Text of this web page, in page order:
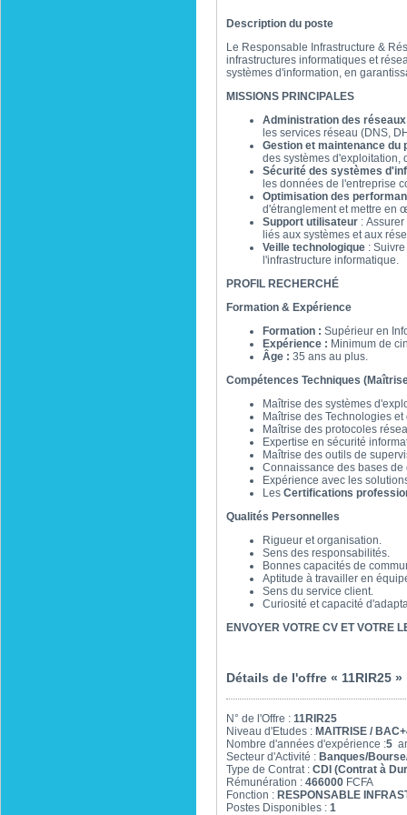
Description du poste
Le Responsable Infrastructure &
infrastructures informatiques et
systèmes d'information, en
MISSIONS PRINCIPALES
Administration des réseaux
les services réseau (DNS,
Gestion et maintenance du
des systèmes d'exploitation,
Sécurité des systèmes
les données de l'entreprise
Optimisation des
d'étranglement et mettre en
Support utilisateur :
liés aux systèmes et aux
Veille technologique :
l'infrastructure informatique.
PROFIL RECHERCHÉ
Formation & Expérience
Formation : Supérieur en
Expérience : Minimum de
Âge : 35 ans au plus.
Compétences Techniques
Maîtrise des systèmes
Maîtrise des Technologies
Maîtrise des protocoles
Expertise en sécurité
Maîtrise des outils de
Connaissance des bases de
Expérience avec les
Les Certifications
Qualités Personnelles
Rigueur et organisation.
Sens des responsabilités.
Bonnes capacités de
Aptitude à travailler en
Sens du service client.
Curiosité et capacité
ENVOYER VOTRE CV ET VOTRE
Détails de l'offre « 11RIR25 »
N° de l'Offre : 11RIR25
Niveau d'Etudes : MAITRISE /
Nombre d'années d'expérience :5
Secteur d'Activité : Banques/
Type de Contrat : CDI (Contrat à
Rémunération : 466000 FCFA
Fonction : RESPONSABLE
Postes Disponibles : 1